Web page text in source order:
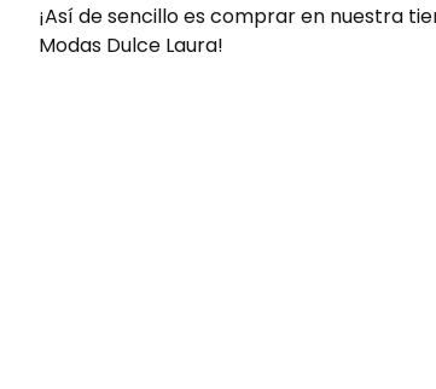
¡Así de sencillo es comprar en nuestra
Modas Dulce Laura!